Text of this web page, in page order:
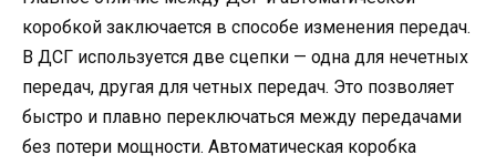
коробкой заключается в способе изменения передач.
В ДСГ используется две сцепки — одна для нечетных
передач, другая для четных передач. Это позволяет
быстро и плавно переключаться между передачами
без потери мощности. Автоматическая коробка